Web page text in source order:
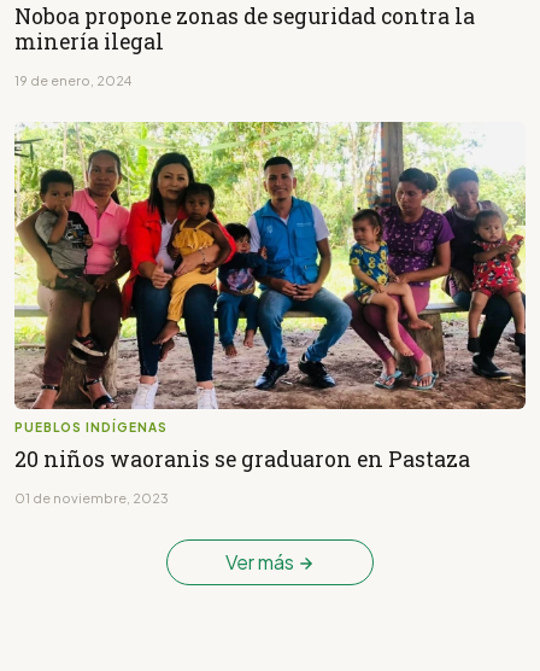
Noboa propone zonas de seguridad contra la
minería ilegal
19 de enero, 2024
PUEBLOS INDÍGENAS
20 niños waoranis se graduaron en Pastaza
01 de noviembre, 2023
Ver más